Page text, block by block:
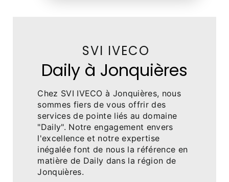
SVI IVECO
Daily à Jonquières
Chez SVI IVECO à Jonquières, nous
sommes fiers de vous offrir des
services de pointe liés au domaine
"Daily". Notre engagement envers
l'excellence et notre expertise
inégalée font de nous la référence en
matière de Daily dans la région de
Jonquières.